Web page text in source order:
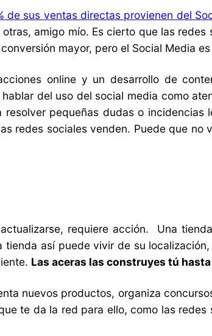
de sus ventas directas provienen del
amigo mío. Es cierto que las
mayor, pero el Social Media
online y un desarrollo de
del uso del social media como
pequeñas dudas o
redes sociales venden. Puede que
requiere acción. Una
así puede vivir de su
Las aceras las construyes tú
nuevos productos, organiza
te da la red para ello, como las